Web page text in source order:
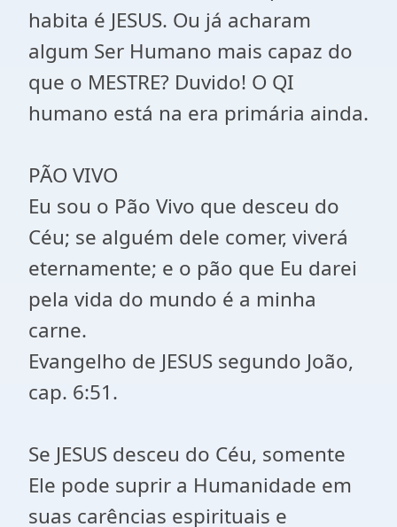
habita é JESUS. Ou já acharam
algum Ser Humano mais capaz do
que o MESTRE? Duvido! O QI
humano está na era primária ainda.
PÃO VIVO
Eu sou o Pão Vivo que desceu do
Céu; se alguém dele comer, viverá
eternamente; e o pão que Eu darei
pela vida do mundo é a minha
carne.
Evangelho de JESUS segundo João,
cap. 6:51.
Se JESUS desceu do Céu, somente
Ele pode suprir a Humanidade em
suas carências espirituais e